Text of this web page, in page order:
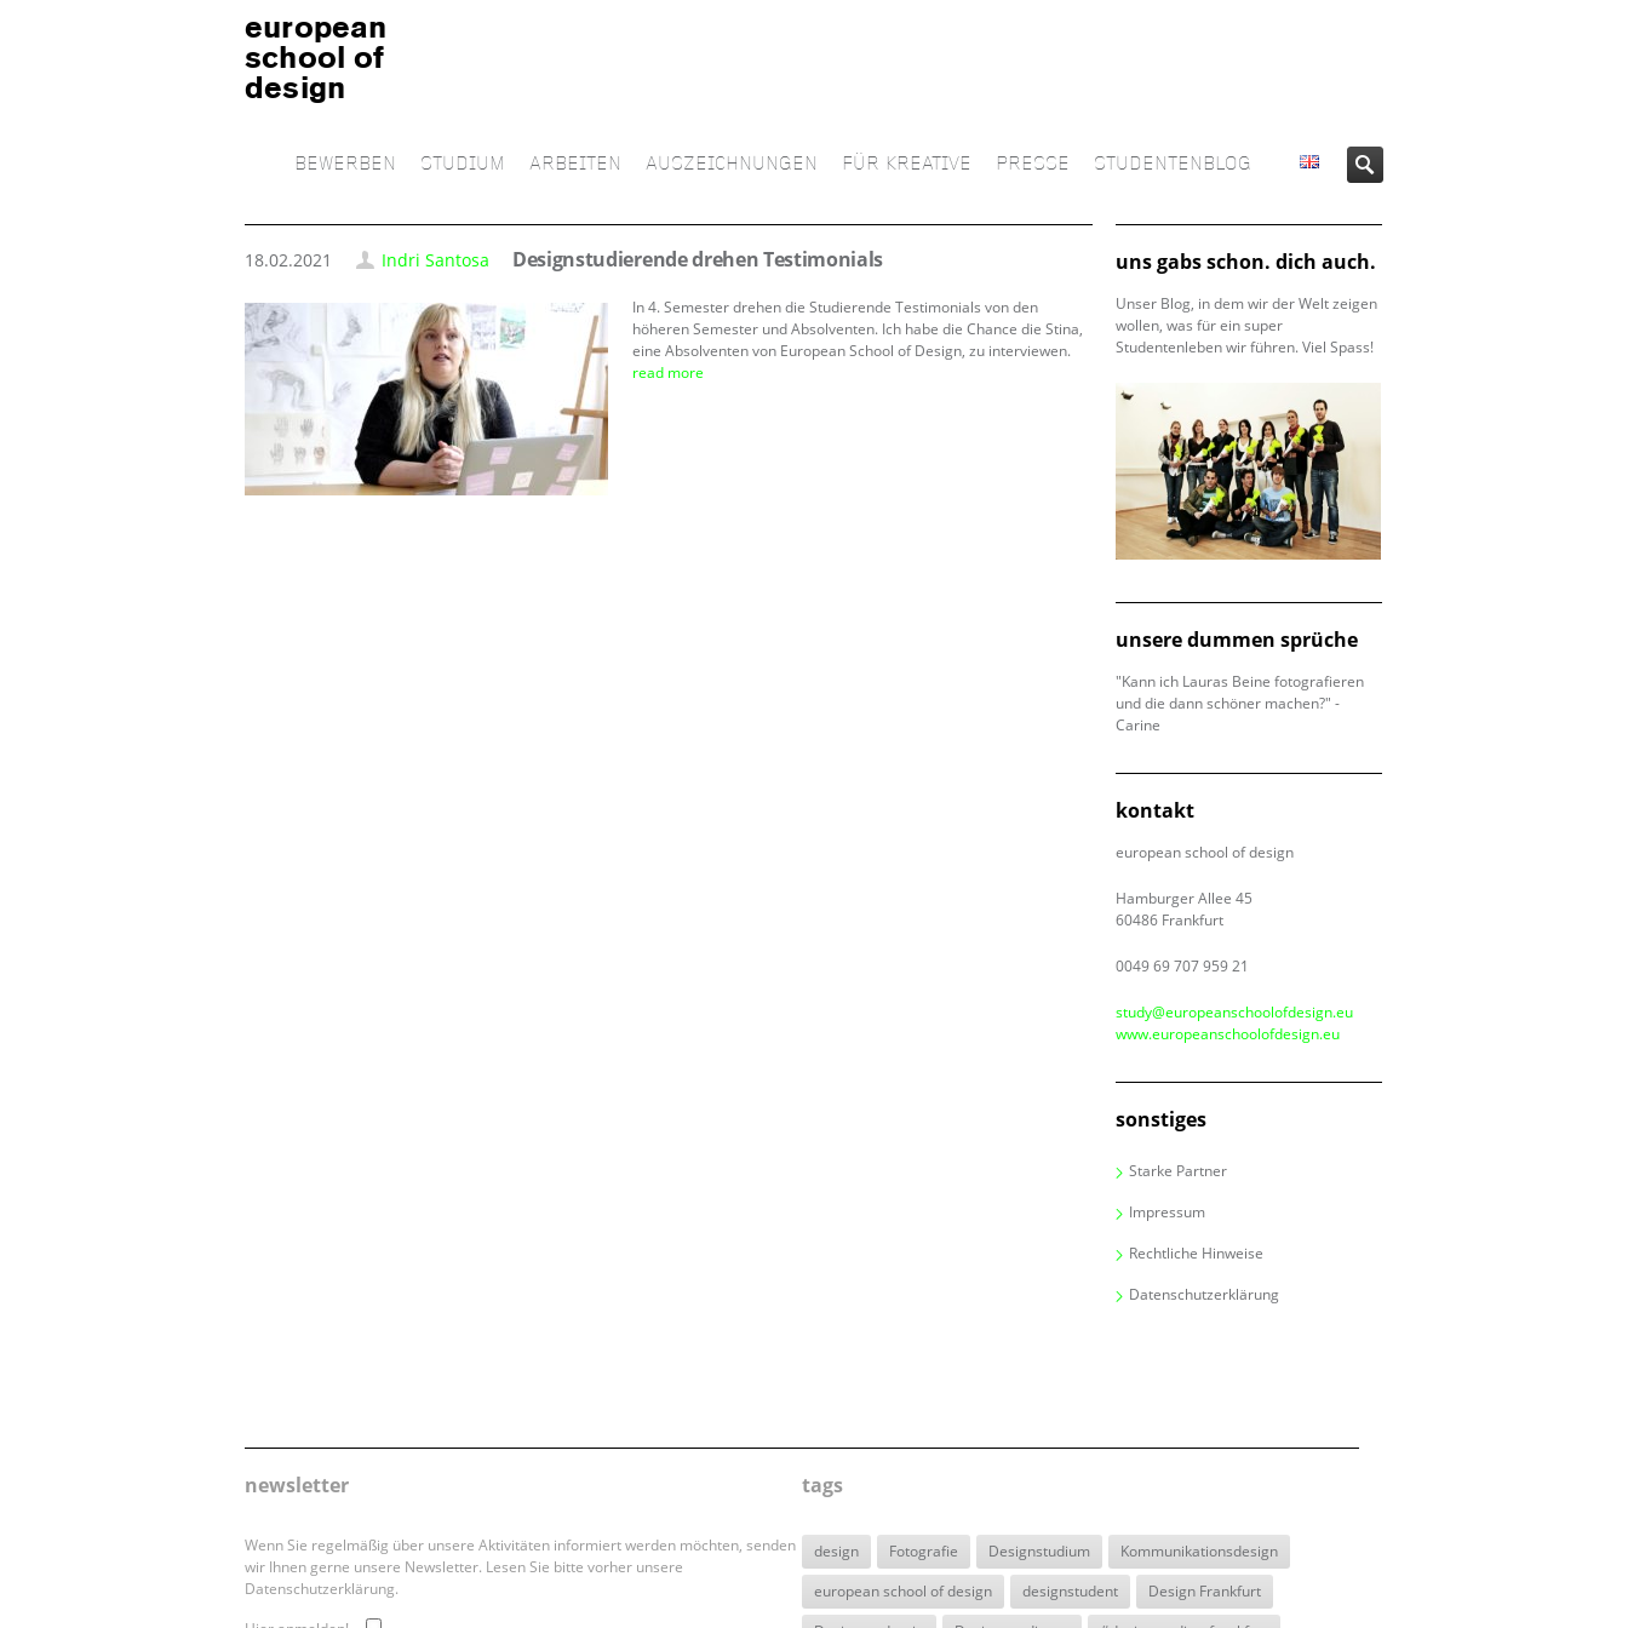
european
school of
design
BEWERBEN STUDIUM ARBEITEN AUSZEICHNUNGEN FÜR KREATIVE PRESSE STUDENTENBLOG
18.02.2021 Indri Santosa Designstudierende drehen Testimonials
In 4. Semester drehen die Studierende Testimonials von den
höheren Semester und Absolventen. Ich habe die Chance die Stina,
eine Absolventen von European School of Design, zu interviewen.
read more
uns gabs schon. dich auch.
Unser Blog, in dem wir der Welt zeigen
wollen, was für ein super
Studentenleben wir führen. Viel Spass!
unsere dummen sprüche
"Kann ich Lauras Beine fotografieren
und die dann schöner machen?" -
Carine
kontakt
european school of design
Hamburger Allee 45
60486 Frankfurt
0049 69 707 959 21
study@europeanschoolofdesign.eu
www.europeanschoolofdesign.eu
sonstiges
Starke Partner
Impressum
Rechtliche Hinweise
Datenschutzerklärung
newsletter
Wenn Sie regelmäßig über unsere Aktivitäten informiert werden möchten, senden
wir Ihnen gerne unsere Newsletter. Lesen Sie bitte vorher unsere
Datenschutzerklärung.
tags
design Fotografie Designstudium
Kommunikationsdesign
european school of design
designstudent
Design Frankfurt